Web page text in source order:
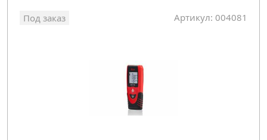
Под заказ Артикул: 004081